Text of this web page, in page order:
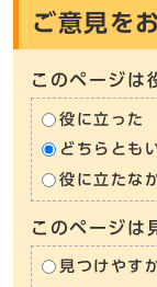
ご意見を
このページは
役に立った
どちらとも
役に立たな
このページは
見つけやす